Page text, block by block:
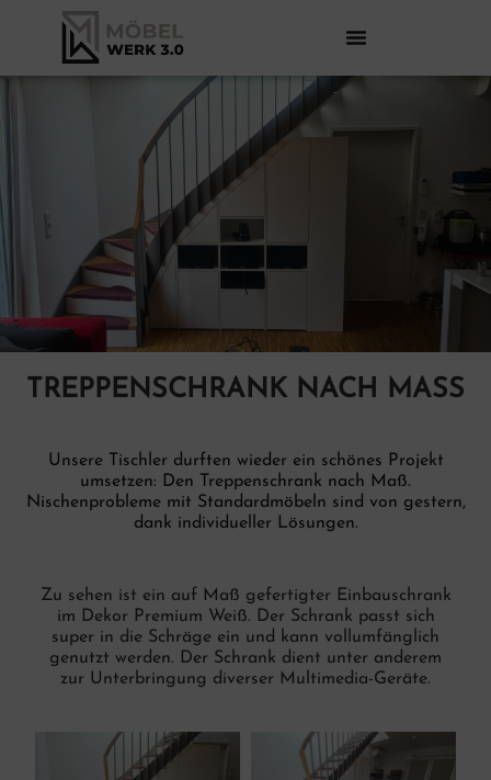
TREPPENSCHRANK NACH MASS
Unsere Tischler durften wieder ein schönes Projekt
umsetzen: Den Treppenschrank nach Maß.
Nischenprobleme mit Standardmöbeln sind von gestern,
dank individueller Lösungen.
Zu sehen ist ein auf Maß gefertigter Einbauschrank
im Dekor Premium Weiß. Der Schrank passt sich
super in die Schräge ein und kann vollumfänglich
genutzt werden. Der Schrank dient unter anderem
zur Unterbringung diverser Multimedia-Geräte.